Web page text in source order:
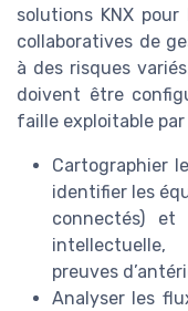
solutions KNX
collaboratives de
à des risques
doivent être
faille exploitable
Cartographier
identifier les
connectés) et
preuves
Analyser les